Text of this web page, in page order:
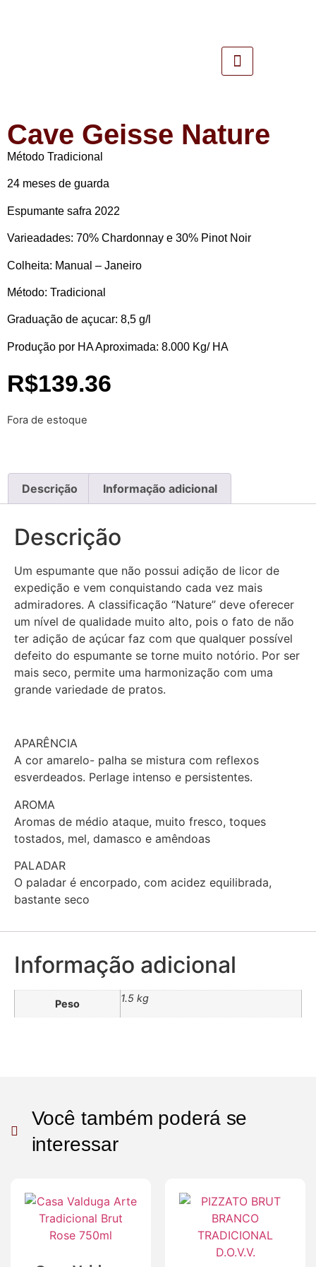
Cave Geisse Nature
Método Tradicional
24 meses de guarda
Espumante safra 2022
Varieadades: 70% Chardonnay e 30% Pinot Noir
Colheita: Manual – Janeiro
Método: Tradicional
Graduação de açucar: 8,5 g/l
Produção por HA Aproximada: 8.000 Kg/ HA
R$139.36
Fora de estoque
Descrição Informação adicional
Descrição
Um espumante que não possui adição de licor de
expedição e vem conquistando cada vez mais
admiradores. A classificação “Nature” deve oferecer
um nível de qualidade muito alto, pois o fato de não
ter adição de açúcar faz com que qualquer possível
defeito do espumante se torne muito notório. Por ser
mais seco, permite uma harmonização com uma
grande variedade de pratos.
APARÊNCIA
A cor amarelo- palha se mistura com reflexos
esverdeados. Perlage intenso e persistentes.
AROMA
Aromas de médio ataque, muito fresco, toques
tostados, mel, damasco e amêndoas
PALADAR
O paladar é encorpado, com acidez equilibrada,
bastante seco
Informação adicional
Peso 1.5 kg
Você também poderá se
interessar